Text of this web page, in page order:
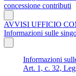
concessione contributi
AVVISI UFFICIO
Informazioni sulle
Informazioni
Art. 1, c. 32,